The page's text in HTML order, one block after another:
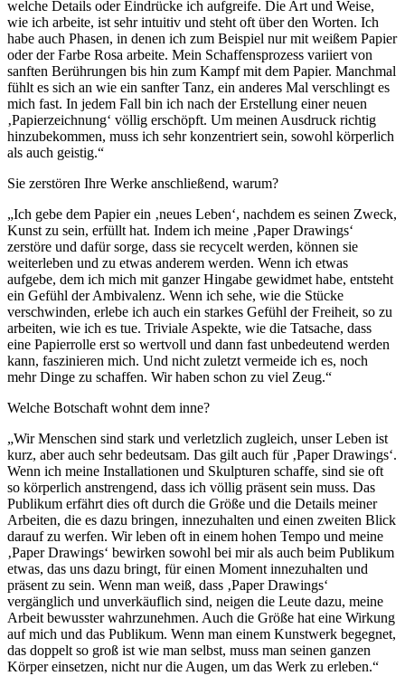
welche Details oder Eindrücke ich aufgreife. Die Art und Weise,
wie ich arbeite, ist sehr intuitiv und steht oft über den Worten. Ich
habe auch Phasen, in denen ich zum Beispiel nur mit weißem Papier
oder der Farbe Rosa arbeite. Mein Schaffensprozess variiert von
sanften Berüh­rungen bis hin zum Kampf mit dem Papier. Manchmal
fühlt es sich an wie ein sanfter Tanz, ein anderes Mal verschlingt es
mich fast. In jedem Fall bin ich nach der Erstellung einer neuen
‚Papierzeichnung‘ völlig erschöpft. Um meinen Aus­druck richtig
hinzubekommen, muss ich sehr konzentriert sein, sowohl körperlich
als auch geistig.“
Sie zerstören Ihre Werke anschließend, warum?
„Ich gebe dem Papier ein ‚neues Leben‘, nachdem es sei­nen Zweck,
Kunst zu sein, erfüllt hat. Indem ich meine ‚Pa­per Drawings‘
zerstöre und dafür sorge, dass sie recycelt werden, können sie
weiterleben und zu etwas anderem werden. Wenn ich etwas
aufgebe, dem ich mich mit ganzer Hingabe gewidmet habe, entsteht
ein Gefühl der Ambiva­lenz. Wenn ich sehe, wie die Stücke
verschwinden, erlebe ich auch ein starkes Gefühl der Freiheit, so zu
arbeiten, wie ich es tue. Triviale Aspekte, wie die Tatsache, dass
eine Pa­pierrolle erst so wertvoll und dann fast unbedeutend wer­den
kann, faszinieren mich. Und nicht zuletzt vermeide ich es, noch
mehr Dinge zu schaffen. Wir haben schon zu viel Zeug.“
Welche Botschaft wohnt dem inne?
„Wir Menschen sind stark und verletzlich zugleich, unser Leben ist
kurz, aber auch sehr bedeutsam. Das gilt auch für ‚Paper Drawings‘.
Wenn ich meine Installationen und Skulpturen schaffe, sind sie oft
so körperlich anstrengend, dass ich völlig präsent sein muss. Das
Publikum erfährt dies oft durch die Größe und die Details meiner
Arbeiten, die es dazu bringen, innezuhalten und einen zweiten Blick
darauf zu werfen. Wir leben oft in einem hohen Tempo und meine
‚Paper Drawings‘ bewirken sowohl bei mir als auch beim Publikum
etwas, das uns dazu bringt, für einen Mo­ment innezuhalten und
präsent zu sein. Wenn man weiß, dass ‚Paper Drawings‘
vergänglich und unverkäuflich sind, neigen die Leute dazu, meine
Arbeit bewusster wahrzu­nehmen. Auch die Größe hat eine Wirkung
auf mich und das Publikum. Wenn man einem Kunstwerk begegnet,
das doppelt so groß ist wie man selbst, muss man seinen gan­zen
Körper einsetzen, nicht nur die Augen, um das Werk zu erleben.“